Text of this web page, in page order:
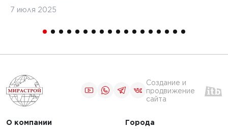
7 июля 2025
Создание и
продвижение
сайта
О компании Города